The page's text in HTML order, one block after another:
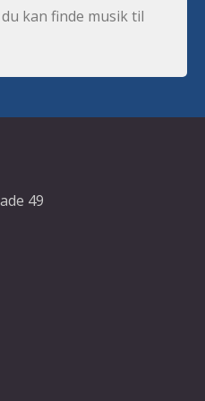
kan finde musik til
49